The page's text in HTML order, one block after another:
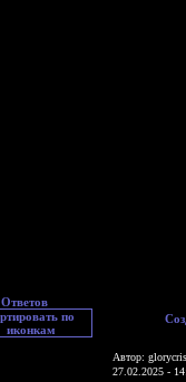
Ответов
Автор:
27.02.2025 -